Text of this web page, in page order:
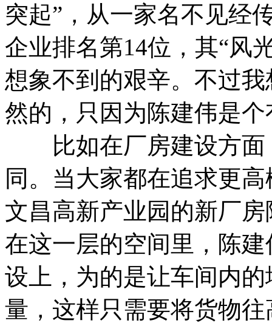
突起”，从一家名不见经
企业排名第14位，其“风
想象不到的艰辛。不过
然的，只因为陈建伟是
比如在厂房建设方面
同。当大家都在追求更
文昌高新产业园的新厂
在这一层的空间里，陈
设上，为的是让车间内
量，这样只需要将货物